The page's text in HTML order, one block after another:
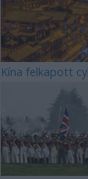
Kína felkapott